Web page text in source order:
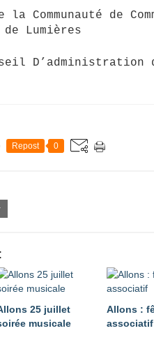
Communauté de
Lumières
D’administration
Repost 0
25 juillet
musicale
Allons :
associatif